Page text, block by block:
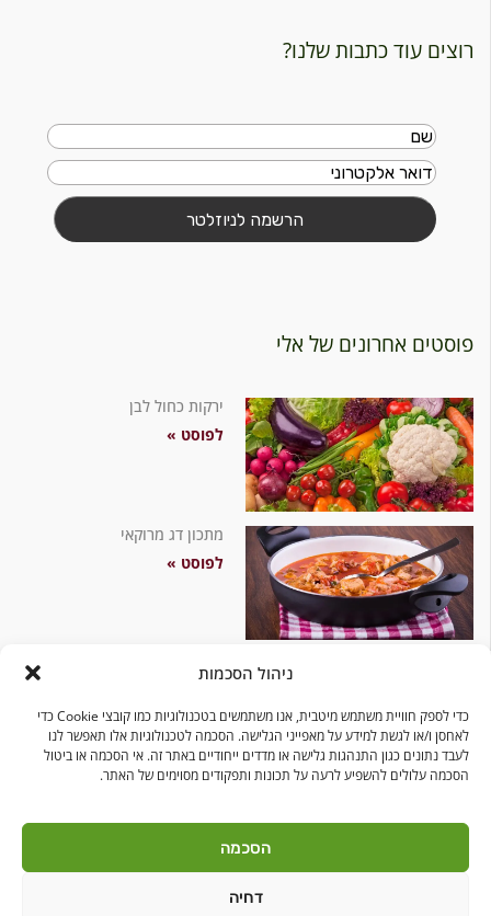
ניהול הסכמות
כדי לספק חוויית משתמש מיטבית, אנו משתמשים בטכנולוגיות כמו קובצי Cookie כדי
לאחסן ו/או לגשת למידע על מאפייני הגלישה. הסכמה לטכנולוגיות אלו תאפשר לנו
לעבד נתונים כגון התנהגות גלישה או מדדים ייחודיים באתר זה. אי הסכמה או ביטול
הסכמה עלולים להשפיע לרעה על תכונות ותפקודים מסוימים של האתר.
הסכמה
דחיה
רוצים עוד כתבות שלנו?
פוסטים אחרונים של אלי
ירקות כחול לבן
לפוסט »
מתכון דג מרוקאי
לפוסט »
בקרו אותנו